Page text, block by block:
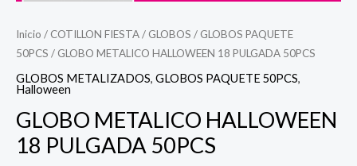
Inicio / COTILLON FIESTA/ GLOBOS / GLOBOS PAQUETE
50PCS / GLOBO METALICO HALLOWEEN 18 PULGADA 50PCS
GLOBOS METALIZADOS, GLOBOS PAQUETE 50PCS,
Halloween
GLOBO METALICO HALLOWEEN
18 PULGADA 50PCS